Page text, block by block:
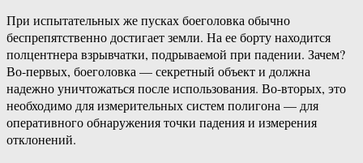
При испытательных же пусках боеголовка обычно
беспрепятственно достигает земли. На ее борту находится
полцентнера взрывчатки, подрываемой при падении. Зачем?
Во-первых, боеголовка — секретный объект и должна
надежно уничтожаться после использования. Во-вторых, это
необходимо для измерительных систем полигона — для
оперативного обнаружения точки падения и измерения
отклонений.